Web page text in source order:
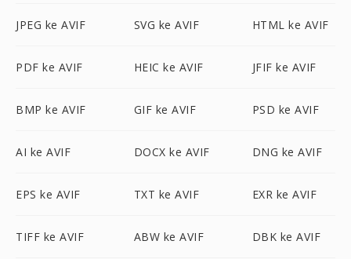
JPEG ke AVIF SVG ke AVIF HTML ke AVIF
PDF ke AVIF HEIC ke AVIF JFIF ke AVIF
BMP ke AVIF GIF ke AVIF PSD ke AVIF
AI ke AVIF DOCX ke AVIF DNG ke AVIF
EPS ke AVIF TXT ke AVIF EXR ke AVIF
TIFF ke AVIF ABW ke AVIF DBK ke AVIF